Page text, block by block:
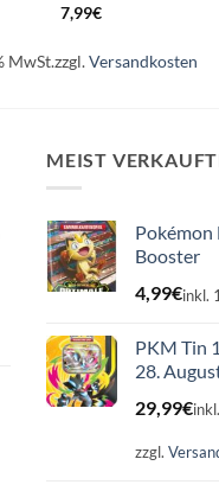
7,99€
MwSt.zzgl.Versandkosten
MEIST
Booster
4,99€inkl.
PKM Tin
28.
29,99€
zzgl.